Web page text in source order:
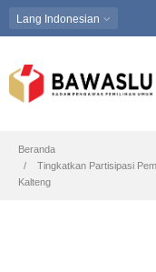
Lang Indonesian
Beranda
Tingkatkan Partisipasi
Kalteng